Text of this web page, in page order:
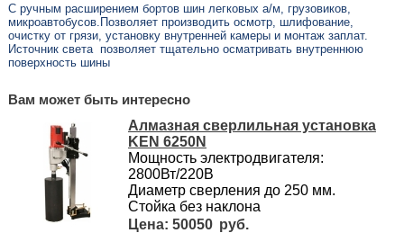
С ручным расширением бортов шин легковых а/м, грузовиков,
микроавтобусов.Позволяет производить осмотр, шлифование,
очистку от грязи, установку внутренней камеры и монтаж заплат.
Источник света позволяет тщательно осматривать внутреннюю
поверхность шины
Вам может быть интересно
Алмазная сверлильная установка
KEN 6250N
Мощность электродвигателя:
2800Вт/220В
Диаметр сверления до 250 мм.
Стойка без наклона
50050